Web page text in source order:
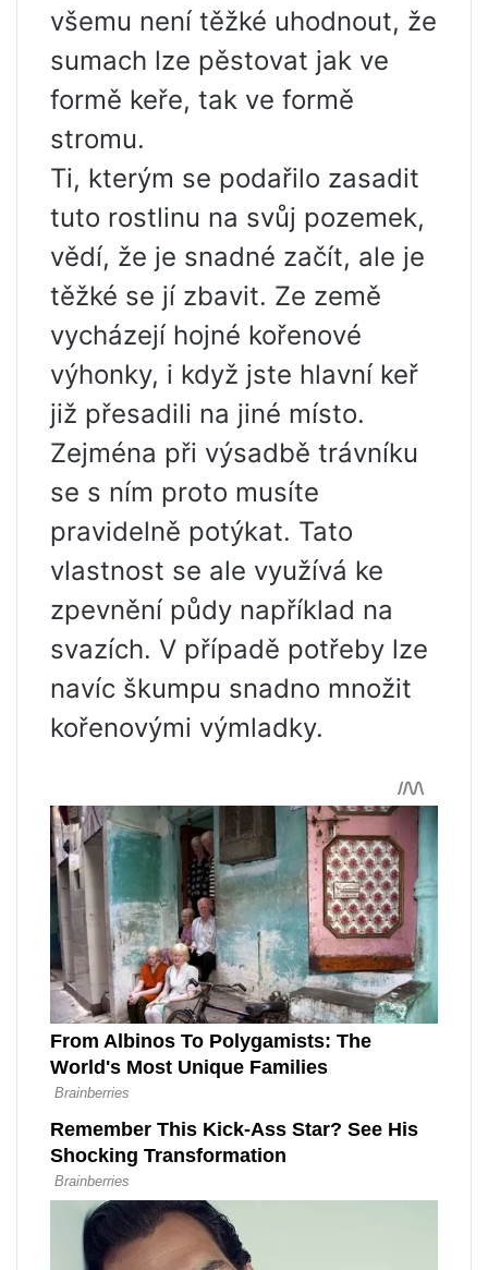
všemu není těžké uhodnout, že
sumach lze pěstovat jak ve
formě keře, tak ve formě
stromu.
Ti, kterým se podařilo zasadit
tuto rostlinu na svůj pozemek,
vědí, že je snadné začít, ale je
těžké se jí zbavit. Ze země
vycházejí hojné kořenové
výhonky, i když jste hlavní keř
již přesadili na jiné místo.
Zejména při výsadbě trávníku
se s ním proto musíte
pravidelně potýkat. Tato
vlastnost se ale využívá ke
zpevnění půdy například na
svazích. V případě potřeby lze
navíc škumpu snadno množit
kořenovými výmladky.